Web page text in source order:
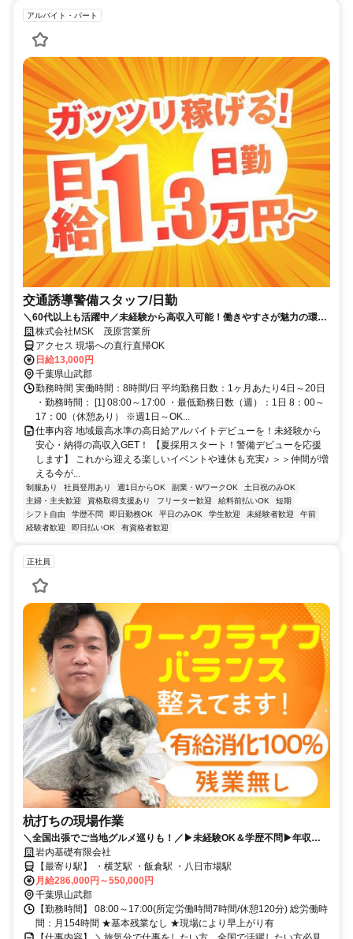
アルバイト・パート
交通誘導警備スタッフ/日勤
＼60代以上も活躍中／未経験から高収入可能！働きやすさが魅力の環境
で警備員デビューをしませんか！雨天による稼働中止はないので、安定
して収入を得られます！【月収26万円可能！日払いもOK！】勤務3日前
迄シフト申請が可能です！週1日～・短期もOK！あなたのライフスタイ
ルに合わせてお仕事しませんか！未経験者大歓迎！年代幅広く活躍して
います。雨天による中止はありません。
株式会社MSK 茂原営業所
アクセス 現場への直行直帰OK
日給13,000円
千葉県山武郡
勤務時間 実働時間：8時間/日 平均勤務日数：1ヶ月あたり4日～20日
・勤務時間： [1] 08:00～17:00 ・最低勤務日数（週）：1日 8：00～
17：00（休憩あり） ※週1日～OK...
仕事内容 地域最高水準の高日給アルバイトデビューを！未経験から
安心・納得の高収入GET！ 【夏採用スタート！警備デビューを応援
します】 これから迎える楽しいイベントや連休も充実♪ ＞＞仲間が増
える今が...
制服あり 社員登用あり 週1日からOK 副業・WワークOK
土日祝のみOK
主婦・主夫歓迎
資格取得支援あり フリーター歓迎 給料前払いOK
短期
シフト自由
学歴不問 即日勤務OK 平日のみOK 学生歓迎 未経験者歓迎
午前
経験者歓迎
即日払いOK 有資格者歓迎
正社員
杭打ちの現場作業
＼全国出張でご当地グルメ巡りも！／▶未経験OK＆学歴不問▶年収
1,000万円可能▶隔週土日祝休み▶残業なし★有給取得率100％▶力仕事
なし
岩内基礎有限会社
【最寄り駅】 ・横芝駅 ・飯倉駅 ・八日市場駅
月給286,000円～550,000円
千葉県山武郡
【勤務時間】 08:00～17:00(所定労働時間7時間/休憩120分) 総労働時
間：月154時間 ★基本残業なし ★現場により早上がり有